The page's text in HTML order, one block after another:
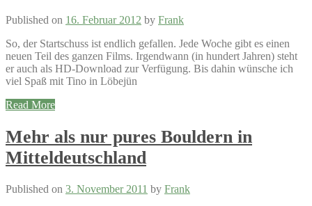
Published on 16. Februar 2012 by Frank
So, der Startschuss ist endlich gefallen. Jede Woche gibt es einen
neuen Teil des ganzen Films. Irgendwann (in hundert Jahren) steht
er auch als HD-Download zur Verfügung. Bis dahin wünsche ich
viel Spaß mit Tino in Löbejün
Read More
Mehr als nur pures Bouldern in
Mitteldeutschland
Published on 3. November 2011 by Frank